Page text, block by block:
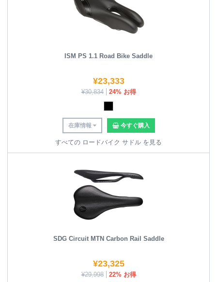
ISM PS 1.1 Road Bike Saddle
¥23,333
¥30,834 24% お得
在庫情報 今すぐ購入
すべての ロードバイク サドル を見る
SDG Circuit MTN Carbon Rail Saddle
¥23,325
¥29,998 22% お得